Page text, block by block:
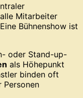
Mitarbeiter
Bühnenshow ist
oder Stand-up-
als Höhepunkt
binden oft
Personen